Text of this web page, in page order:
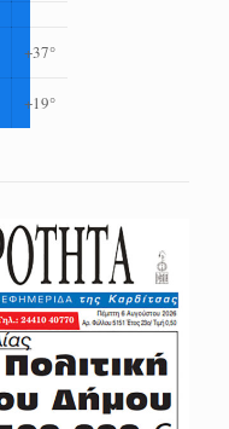
+37°
+19°